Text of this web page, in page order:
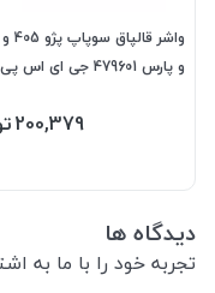
و پارس 479601 جی ای اس پی
200,379
دیدگاه ها
تجربه خود را با ما به